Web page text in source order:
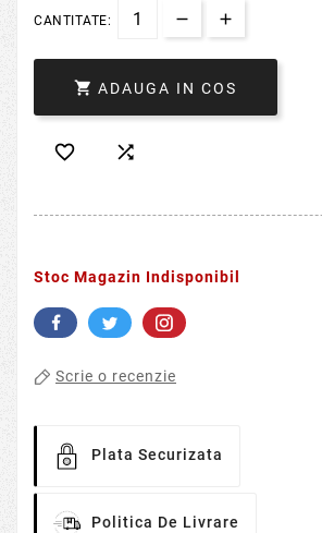
CANTITATE:
 ADAUGA IN COS
 
Stoc Magazin Indisponibil
Scrie o recenzie
Plata Securizata
Politica De Livrare